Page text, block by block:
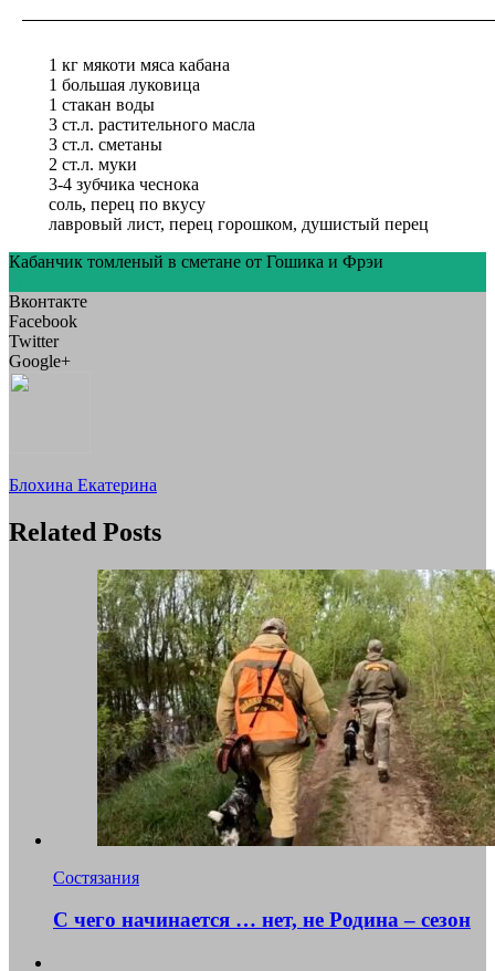
1 кг мякоти мяса кабана
1 большая луковица
1 стакан воды
3 ст.л. растительного масла
3 ст.л. сметаны
2 ст.л. муки
3-4 зубчика чеснока
соль, перец по вкусу
лавровый лист, перец горошком, душистый перец
Кабанчик томленый в сметане от Гошика и Фрэи
Вконтакте
Facebook
Twitter
Google+
Блохина Екатерина
Related Posts
Состязания
С чего начинается … нет, не Родина – сезон